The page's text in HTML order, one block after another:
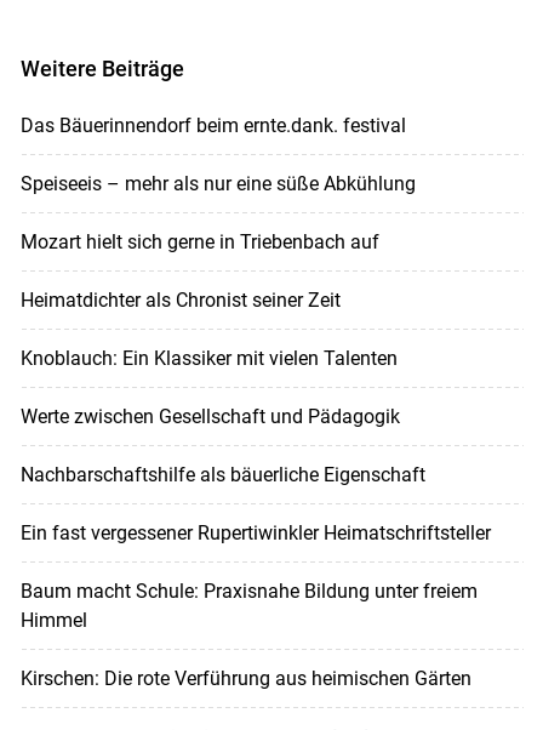
Weitere Beiträge
Das Bäuerinnendorf beim ernte.dank. festival
Speiseeis – mehr als nur eine süße Abkühlung
Mozart hielt sich gerne in Triebenbach auf
Heimatdichter als Chronist seiner Zeit
Knoblauch: Ein Klassiker mit vielen Talenten
Werte zwischen Gesellschaft und Pädagogik
Nachbarschaftshilfe als bäuerliche Eigenschaft
Ein fast vergessener Rupertiwinkler Heimatschriftsteller
Baum macht Schule: Praxisnahe Bildung unter freiem
Himmel
Kirschen: Die rote Verführung aus heimischen Gärten